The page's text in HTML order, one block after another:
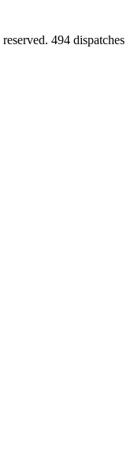
494 dispatches